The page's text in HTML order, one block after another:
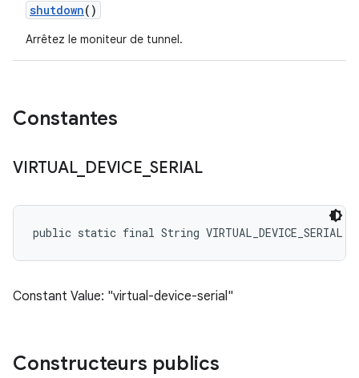
shutdown()
Arrêtez le moniteur de tunnel.
Constantes
VIRTUAL_ DEVICE _SERIAL
public static final String VIRTUAL_DEVICE_SERIAL
Constant Value: "virtual-device-serial"
Constructeurs publics